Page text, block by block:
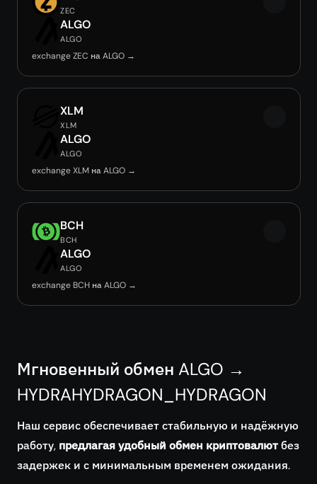
ZEC
ALGO
ALGO
exchange ZEC на ALGO →
XLM
XLM
ALGO
ALGO
exchange XLM на ALGO →
BCH
BCH
ALGO
ALGO
exchange BCH на ALGO →
Мгновенный обмен ALGO →
HYDRAHYDRAGON_HYDRAGON
Наш сервис обеспечивает стабильную и надёжную
работу, предлагая удобный обмен криптовалютбез
задержек и с минимальным временем ожидания.